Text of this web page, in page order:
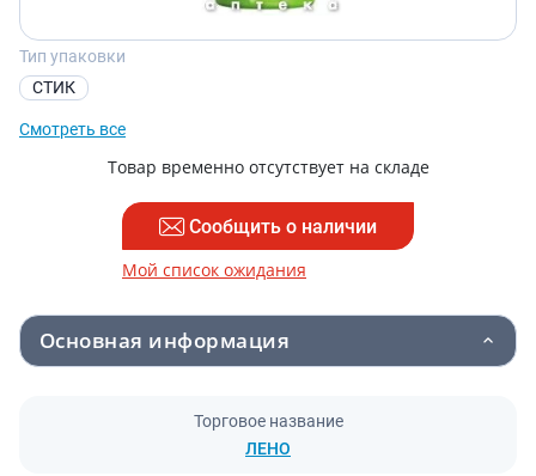
Тип упаковки
СТИК
Смотреть все
Товар временно отсутствует на складе
Сообщить о наличии
Мой список ожидания
Основная информация
Торговое название
ЛЕНО